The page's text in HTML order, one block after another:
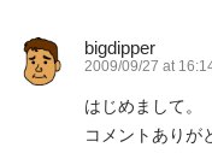
bigdipper
2009/09/27 at
はじめまして。
コメントありが